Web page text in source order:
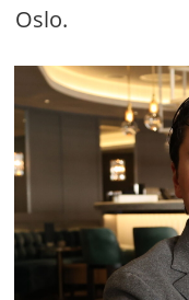
Oslo.